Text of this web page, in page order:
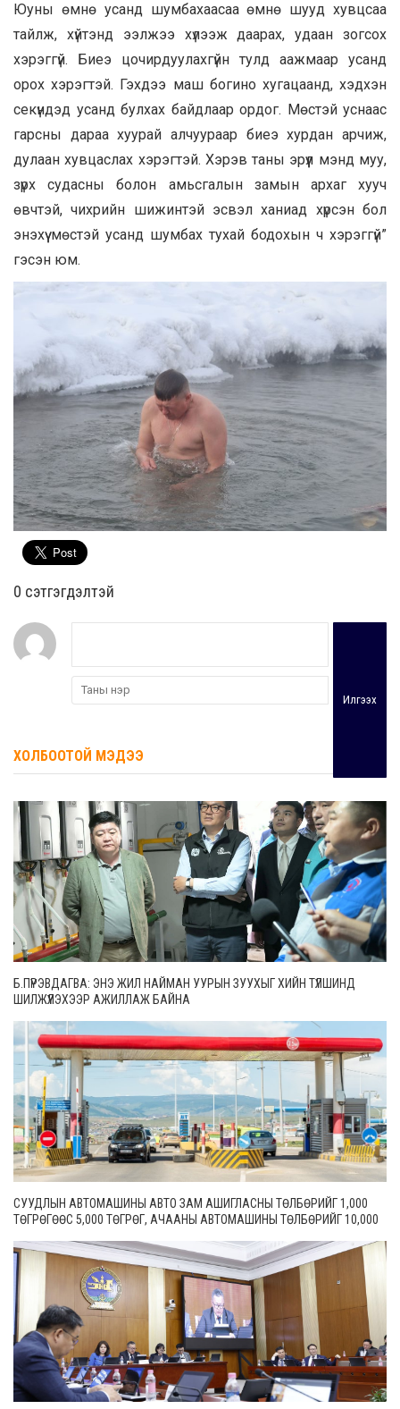
Юуны өмнө усанд шумбахаасаа өмнө шууд хувцсаа
тайлж, хүйтэнд ээлжээ хүлээж даарах, удаан зогсох
хэрэггүй. Биеэ цочирдуулахгүйн тулд аажмаар усанд
орох хэрэгтэй. Гэхдээ маш богино хугацаанд, хэдхэн
секүндэд усанд булхах байдлаар ордог. Мөстэй уснаас
гарсны дараа хуурай алчуураар биеэ хурдан арчиж,
дулаан хувцаслах хэрэгтэй. Хэрэв таны эрүүл мэнд муу,
зүрх судасны болон амьсгалын замын архаг хууч
өвчтэй, чихрийн шижинтэй эсвэл ханиад хүрсэн бол
энэхүү мөстэй усанд шумбах тухай бодохын ч хэрэггүй”
гэсэн юм.
0 cэтгэгдэлтэй
Илгээх
ХОЛБООТОЙ МЭДЭЭ
Б.ПҮРЭВДАГВА: ЭНЭ ЖИЛ НАЙМАН УУРЫН ЗУУХЫГ ХИЙН ТҮЛШИНД
ШИЛЖҮҮЛЭХЭЭР АЖИЛЛАЖ БАЙНА
СУУДЛЫН АВТОМАШИНЫ АВТО ЗАМ АШИГЛАСНЫ ТӨЛБӨРИЙГ 1,000
ТӨГРӨГӨӨС 5,000 ТӨГРӨГ, АЧААНЫ АВТОМАШИНЫ ТӨЛБӨРИЙГ 10,000